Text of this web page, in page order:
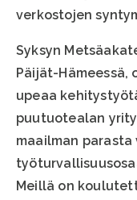
verkostojen
Syksyn
Päijät-Hämeessä,
upeaa
puutuotealan
maailman parasta
Meillä on